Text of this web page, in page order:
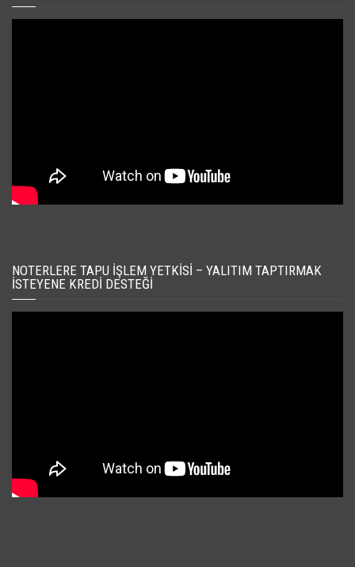
NOTERLERE TAPU İŞLEM YETKISI – YALITIM TAPTIRMAK
İSTEYENE KREDI DESTEĞI